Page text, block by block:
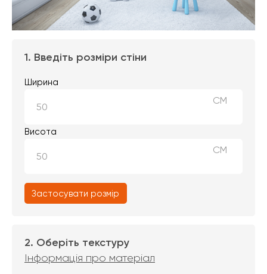
1. Введіть розміри стіни
Ширина
СМ
Висота
СМ
Застосувати розмір
2. Оберіть текстуру
Інформація про матеріал